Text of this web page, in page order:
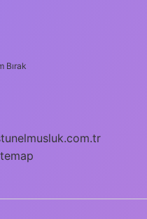
Bırak